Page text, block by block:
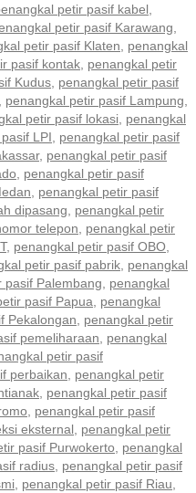
petir pasif kabel,
petir pasif Karawang,
petir pasif Klaten, penangkal
pasif kontak, penangkal petir
Kudus, penangkal petir pasif
, penangkal petir pasif Lampung,
petir pasif lokasi, penangkal
LPI, penangkal petir pasif
, penangkal petir pasif
, penangkal petir pasif
, penangkal petir pasif
dipasang, penangkal petir
telepon, penangkal petir
, penangkal petir pasif OBO,
petir pasif pabrik, penangkal
pasif Palembang, penangkal
pasif Papua, penangkal
Pekalongan, penangkal petir
pemeliharaan, penangkal
petir pasif
perbaikan, penangkal petir
, penangkal petir pasif
, penangkal petir pasif
eksternal, penangkal petir
pasif Purwokerto, penangkal
radius, penangkal petir pasif
, penangkal petir pasif Riau,